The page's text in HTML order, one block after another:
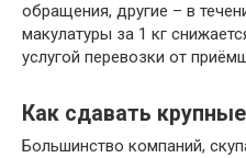
обращения, другие – в
макулатуры за 1 кг
услугой перевозки от
Как сдавать
Большинство компаний,